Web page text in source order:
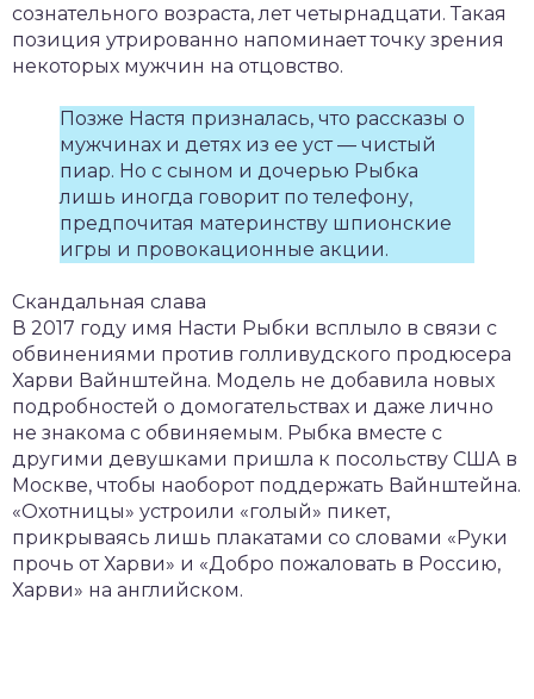
сознательного возраста, лет четырнадцати. Такая
позиция утрированно напоминает точку зрения
некоторых мужчин на отцовство.
Позже Настя призналась, что рассказы о
мужчинах и детях из ее уст — чистый
пиар. Но с сыном и дочерью Рыбка
лишь иногда говорит по телефону,
предпочитая материнству шпионские
игры и провокационные акции.
Скандальная слава
В 2017 году имя Насти Рыбки всплыло в связи с
обвинениями против голливудского продюсера
Харви Вайнштейна. Модель не добавила новых
подробностей о домогательствах и даже лично
не знакома с обвиняемым. Рыбка вместе с
другими девушками пришла к посольству США в
Москве, чтобы наоборот поддержать Вайнштейна.
«Охотницы» устроили «голый» пикет,
прикрываясь лишь плакатами со словами «Руки
прочь от Харви» и «Добро пожаловать в Россию,
Харви» на английском.